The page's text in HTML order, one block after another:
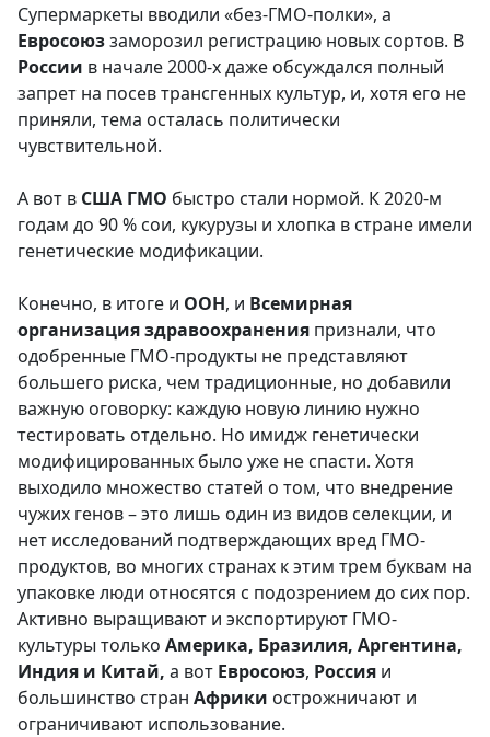
Супермаркеты вводили «без-ГМО-полки», а
Евросоюззаморозил регистрацию новых сортов. В
России в начале 2000-х даже обсуждался полный
запрет на посев трансгенных культур, и, хотя его не
приняли, тема осталась политически
чувствительной.
А вот в США ГМО быстро стали нормой. К 2020-м
годам до 90 % сои, кукурузы и хлопка в стране имели
генетические модификации.
Конечно, в итоге и ООН, и Всемирная
организация здравоохранения признали, что
одобренные ГМО-продукты не представляют
большего риска, чем традиционные, но добавили
важную оговорку: каждую новую линию нужно
тестировать отдельно. Но имидж генетически
модифицированных было уже не спасти. Хотя
выходило множество статей о том, что внедрение
чужих генов – это лишь один из видов селекции, и
нет исследований подтверждающих вред ГМО-
продуктов, во многих странах к этим трем буквам на
упаковке люди относятся с подозрением до сих пор.
Активно выращивают и экспортируют ГМО-
культуры только Америка, Бразилия, Аргентина,
Индия и Китай, а вот Евросоюз, Россия и
большинство стран Африки острожничают и
ограничивают использование.